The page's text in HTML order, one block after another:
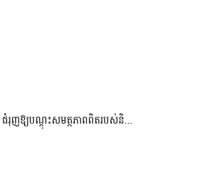
ញឱ្យបណ្តុះសមត្ថភាពពិតរបស់និ...